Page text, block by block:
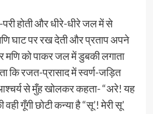
होती और धीरे-धीरे जल में से
घाट पर रख देती और प्रताप अपने
को पाकर जल में डुबकी लगाता
कि रजत-प्रासाद में स्वर्ण-जड़ित
से मुँह खोलकर कहता- “अरे! यह
गूँगी छोटी कन्या है “सू’! मेरी सू’